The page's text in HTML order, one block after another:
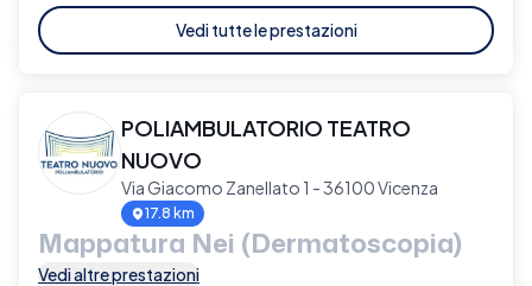
Vedi tutte le prestazioni
POLIAMBULATORIO TEATRO
NUOVO
Via Giacomo Zanellato 1 - 36100 Vicenza
17.8 km
Mappatura Nei (Dermatoscopia)
Vedi altre prestazioni